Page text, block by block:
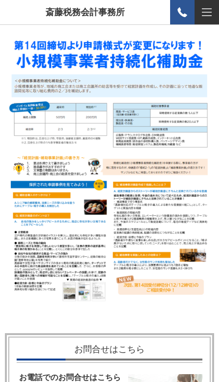
斎藤税務会計事務所
お問合せはこちら
お電話でのお問合せはこちら